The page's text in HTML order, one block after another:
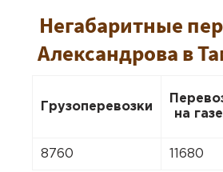
Негабаритные
Александрова в
Грузоперевозки
на
8760 11680